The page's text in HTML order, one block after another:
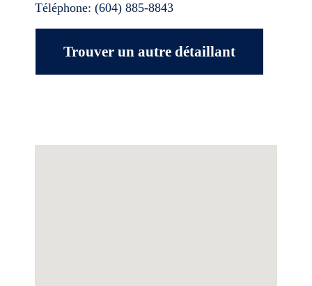
Téléphone: (604) 885-8843
Trouver un autre détaillant